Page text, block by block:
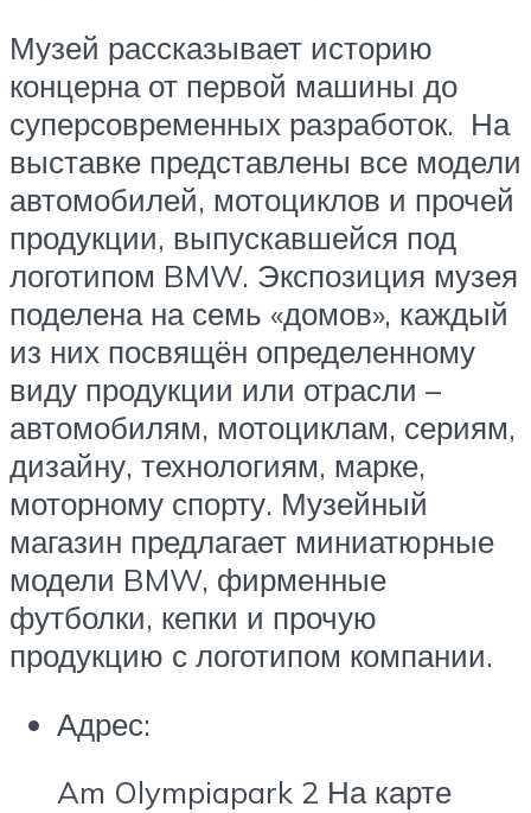
Музей рассказывает историю
концерна от первой машины до
суперсовременных разработок. На
выставке представлены все модели
автомобилей, мотоциклов и прочей
продукции, выпускавшейся под
логотипом BMW. Экспозиция музея
поделена на семь «домов», каждый
из них посвящён определенному
виду продукции или отрасли –
автомобилям, мотоциклам, сериям,
дизайну, технологиям, марке,
моторному спорту. Музейный
магазин предлагает миниатюрные
модели BMW, фирменные
футболки, кепки и прочую
продукцию с логотипом компании.
Адрес:
Am Olympiapark 2 На карте